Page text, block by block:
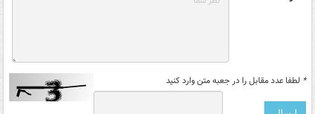
* لطفا عدد مقابل را در جعبه متن وارد کنید